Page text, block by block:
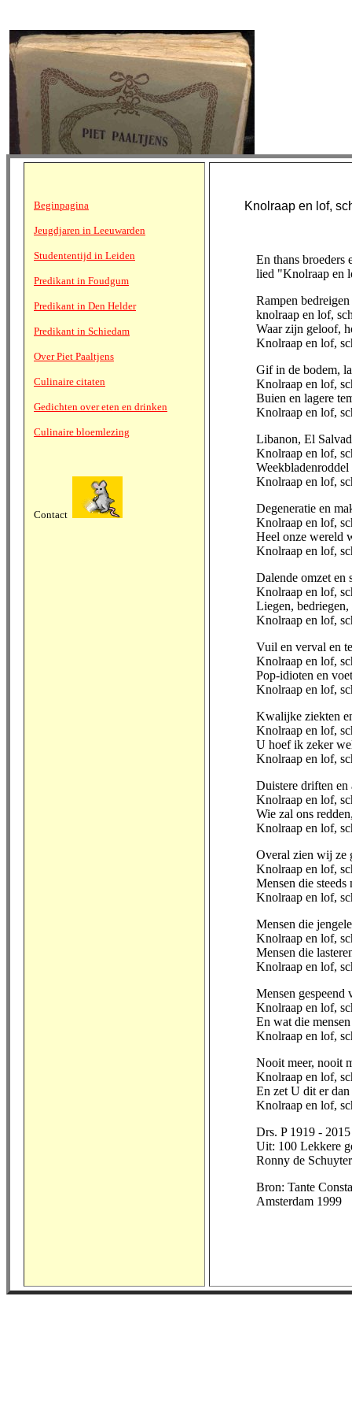
Beginpagina
Jeugdjaren in Leeuwarden
Studententijd in Leiden
Predikant in Foudgum
Predikant in Den Helder
Predikant in Schiedam
Over Piet Paaltjens
Culinaire citaten
Gedichten over eten en drinken
Culinaire bloemlezing
Contact
Knolraap en lof,
En thans
lied "Knolraap en
Rampen
knolraap en lof,
Waar zijn geloof,
Knolraap en lof,
Gif in de bodem,
Knolraap en lof,
Buien en lagere
Knolraap en lof,
Libanon, El
Knolraap en lof,
Weekbladenroddel
Knolraap en lof,
Degeneratie en
Knolraap en lof,
Heel onze wereld
Knolraap en lof,
Dalende omzet en
Knolraap en lof,
Liegen, bedriegen,
Knolraap en lof,
Vuil en verval en
Knolraap en lof,
Pop-idioten en
Knolraap en lof,
Kwalijke ziekten
Knolraap en lof,
U hoef ik zeker
Knolraap en lof,
Duistere driften en
Knolraap en lof,
Wie zal ons
Knolraap en lof,
Overal zien wij ze
Knolraap en lof,
Mensen die
Knolraap en lof,
Mensen die
Knolraap en lof,
Mensen die
Knolraap en lof,
Mensen gespeend
Knolraap en lof,
En wat die
Knolraap en lof,
Nooit meer, nooit
Knolraap en lof,
En zet U dit er
Knolraap en lof,
Drs. P 1919 - 2015
Uit: 100 Lekkere
Ronny de
Bron: Tante
Amsterdam 1999